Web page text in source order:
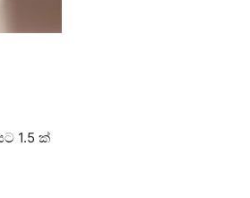
1.5 ක්